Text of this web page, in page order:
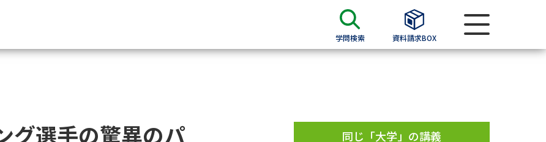
学問検索 資料請求BOX
大学・短大の資料種類から請求
グ選手の驚異のパ
同じ「大学」の講義